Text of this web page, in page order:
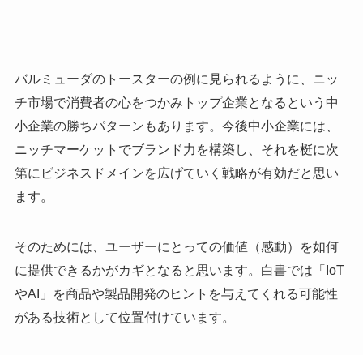
バルミューダのトースターの例に見られるように、ニッ
チ市場で消費者の心をつかみトップ企業となるという中
小企業の勝ちパターンもあります。今後中小企業には、
ニッチマーケットでブランド力を構築し、それを梃に次
第にビジネスドメインを広げていく戦略が有効だと思い
ます。
そのためには、ユーザーにとっての価値（感動）を如何
に提供できるかがカギとなると思います。白書では「IoT
やAI」を商品や製品開発のヒントを与えてくれる可能性
がある技術として位置付けています。